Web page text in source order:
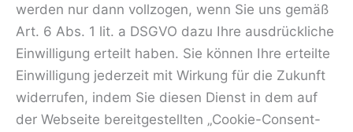
werden nur dann vollzogen, wenn Sie uns gemäß
Art. 6 Abs. 1 lit. a DSGVO dazu Ihre ausdrückliche
Einwilligung erteilt haben. Sie können Ihre erteilte
Einwilligung jederzeit mit Wirkung für die Zukunft
widerrufen, indem Sie diesen Dienst in dem auf
der Webseite bereitgestellten „Cookie-Consent-